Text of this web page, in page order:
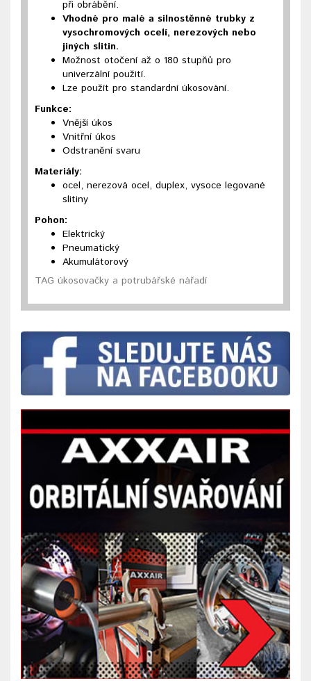
při obrábění.
Vhodné pro malé a silnostěnné trubky z
vysochromových ocelí, nerezových nebo
jiných slitin.
Možnost otočení až o 180 stupňů pro
univerzální použití.
Lze použít pro standardní úkosování.
Funkce:
Vnější úkos
Vnitřní úkos
Odstranění svaru
Materiály:
ocel, nerezová ocel, duplex, vysoce legované
slitiny
Pohon:
Elektrický
Pneumatický
Akumulátorový
TAG úkosovačky a potrubářské nářadí